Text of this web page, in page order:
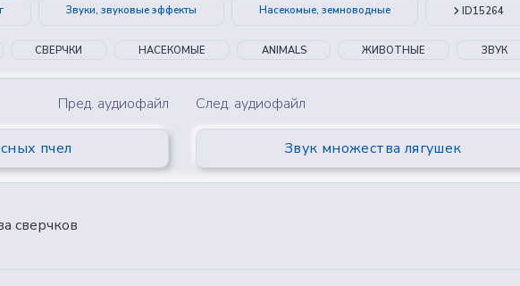
Звуки, звуковые эффекты Насекомые, земноводные ID15264
СВЕРЧКИ НАСЕКОМЫЕ ANIMALS ЖИВОТНЫЕ ЗВУК
Пред. аудиофайл
пчел
След. аудиофайл
Звук множества лягушек
сверчков